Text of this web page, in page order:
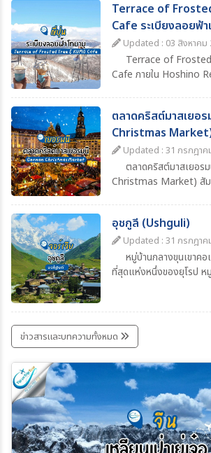
Terrace of
Cafe ระเบียงลอยฟ้
ฮอกไกโด
Updated : 03 สิงหาคม
Terrace of
Cafe ภายใน Hoshino
และจิบเครื่องดื่มอุ่นๆ พร้อ
ติก
ตลาดคริสต์มาสเยอ
Christmas
ที่ต้องไปสัมผัสสักครั้ง
Updated : 31 กรกฎาค
ตลาดคริสต์มาสเยอร
Christmas Market) สั
โรแมนติก พร้อมข้อมูลการ
เหมาะแก่การเที่ยว และไฮ
อุชกูลี (Ushguli)
Updated : 31 กรกฎาค
หมู่บ้านกลางขุนเขาค
ที่สุดแห่งหนึ่งของยุโรป ห
ประเทศจอร์เจีย ถือเป็น
ถาวรบนพื้นที่สูงที่สุดแห่งห
อยู่ที่ระดับความสูงประมา
ระดับน้ำทะเล เสน่ห์ของ
ราวกับย้อนเวลากลับไป
เก่าแก่และหอคอยป้องกั
Towers) ที่มีอายุนับร้อย
ท่ามกลางฉากหลังของยอ
ซึ่งเป็นยอดเขาที่สูงที่สุดใน
ข่าวสารและบทความทั้งหมด